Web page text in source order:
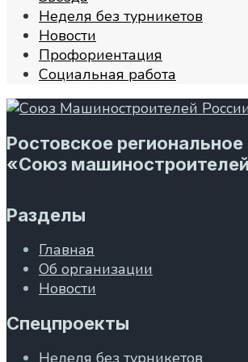
Неделя без турникетов
Новости
Профориентация
Социальная работа
Ростовское
«Союз
Разделы
Главная
Об организации
Новости
Спецпроекты